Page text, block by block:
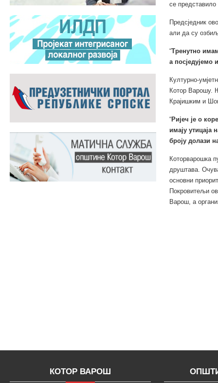
се
Предсједник
али да су
“Тренутно
а посједујемо
Културно-
Котор Варошу.
Крајишким и
“Ријеч је о
имају утицаја
броју долази
Которварошка
друштава.
основни
Покровитељи
Варош, а
КОТОР ВАРОШ